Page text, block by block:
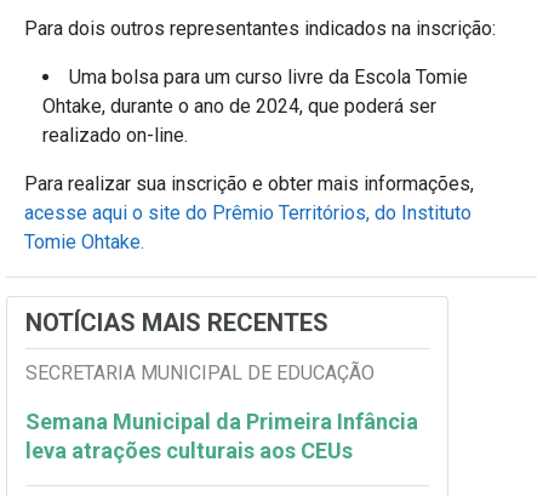
Para dois outros representantes indicados na inscrição:
Uma bolsa para um curso livre da Escola Tomie
Ohtake, durante o ano de 2024, que poderá ser
realizado on-line.
Para realizar sua inscrição e obter mais informações,
acesse aqui o site do Prêmio Territórios, do Instituto
Tomie Ohtake.
NOTÍCIAS MAIS RECENTES
SECRETARIA MUNICIPAL DE EDUCAÇÃO
Semana Municipal da Primeira Infância
leva atrações culturais aos CEUs